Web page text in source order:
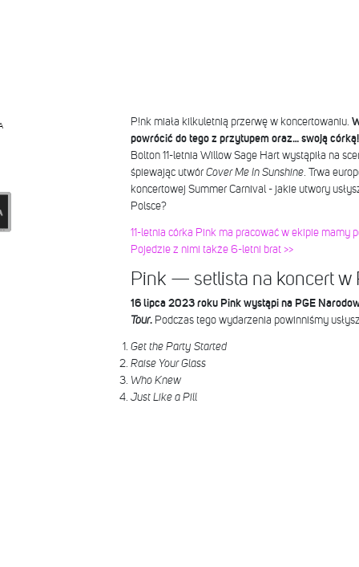
P!nk miała kilkuletnią przerwę w koncertowaniu.
powrócić do tego z przytupem oraz… swoją córką!
Bolton 11-letnia Willow Sage Hart wystąpiła na
śpiewając utwór Cover Me In Sunshine. Trwa
koncertowej Summer Carnival - jakie utwory
Polsce?
11-letnia córka Pink ma pracować w ekipie mamy
Pojedzie z nimi także 6-letni brat >>
Pink — setlista na koncert w
16 lipca 2023 roku Pink wystąpi na PGE
Tour.Podczas tego wydarzenia powinniśmy
Get the Party Started
Raise Your Glass
Who Knew
Just Like a Pill